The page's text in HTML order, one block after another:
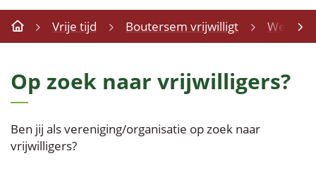
naar
Startpagina
Vrije tijd Boutersem vrijwilligt Werken
Op zoek naar vrijwilligers?
Ben jij als vereniging/organisatie op zoek naar
vrijwilligers?